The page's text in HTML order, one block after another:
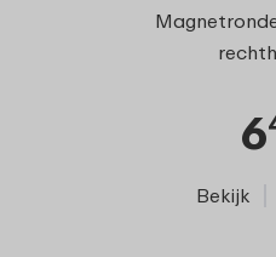
6
Bekijk